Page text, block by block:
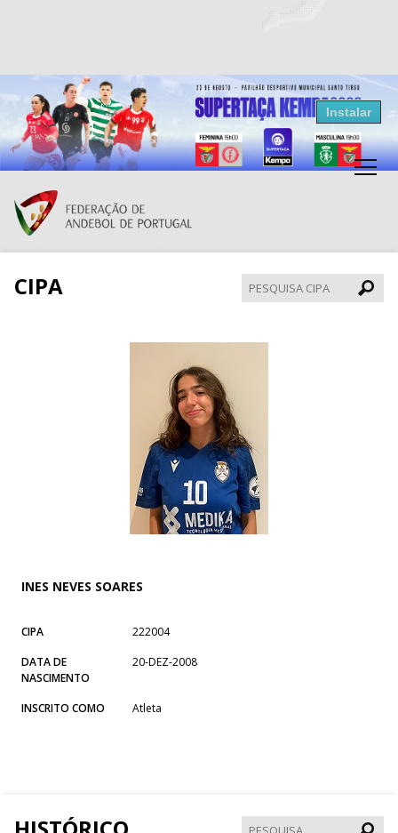
Resultados Andebol
Federação de Andebol de Portugal
Grátis - Disponivel na Play Store
Instalar
CIPA
CIPA
INES NEVES SOARES
CIPA
222004
DATA DE
NASCIMENTO
20-DEZ-2008
INSCRITO COMO Atleta